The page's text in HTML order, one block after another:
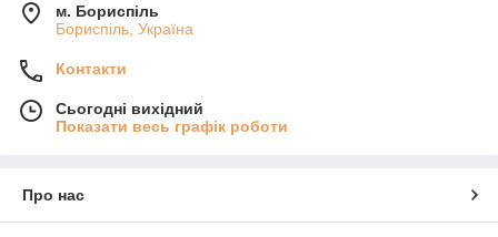
м. Бориспіль
Бориспіль, Україна
Контакти
Сьогодні вихідний
Показати весь графік роботи
Про нас